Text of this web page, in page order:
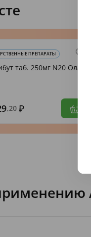
ПРЕПАРАТЫ
таб. 250мг N20 Олайн
,20